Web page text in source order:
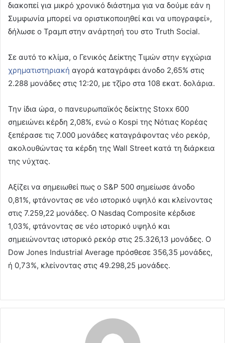
διακοπεί για μικρό χρονικό διάστημα για να δούμε εάν η
Συμφωνία μπορεί να οριστικοποιηθεί και να υπογραφεί»,
δήλωσε ο Τραμπ στην ανάρτησή του στο Truth Social.
Σε αυτό το κλίμα, ο Γενικός Δείκτης Τιμών στην εγχώρια
χρηματιστηριακή αγορά καταγράφει άνοδο 2,65% στις
2.288 μονάδες στις 12:20, με τζίρο στα 108 εκατ. δολάρια.
Την ίδια ώρα, ο πανευρωπαϊκός δείκτης Stoxx 600
σημειώνει κέρδη 2,08%, ενώ ο Kospi της Νότιας Κορέας
ξεπέρασε τις 7.000 μονάδες καταγράφοντας νέο ρεκόρ,
ακολουθώντας τα κέρδη της Wall Street κατά τη διάρκεια
της νύχτας.
Αξίζει να σημειωθεί πως ο S&P 500 σημείωσε άνοδο
0,81%, φτάνοντας σε νέο ιστορικό υψηλό και κλείνοντας
στις 7.259,22 μονάδες. Ο Nasdaq Composite κέρδισε
1,03%, φτάνοντας σε νέο ιστορικό υψηλό και
σημειώνοντας ιστορικό ρεκόρ στις 25.326,13 μονάδες. Ο
Dow Jones Industrial Average πρόσθεσε 356,35 μονάδες,
ή 0,73%, κλείνοντας στις 49.298,25 μονάδες.